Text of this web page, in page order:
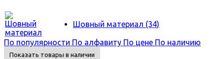
Шовный материал (34)
По популярности По алфавиту По цене По наличию
Показать товары в наличии